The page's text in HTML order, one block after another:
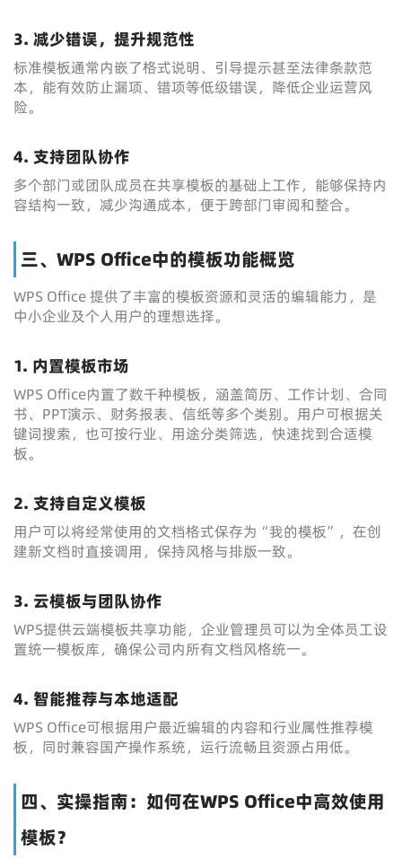
3. 减少错误，提升规范性
标准模板通常内嵌了格式说明、引导提示甚至法律条款范
本，能有效防止漏项、错项等低级错误，降低企业运营风
险。
4. 支持团队协作
多个部门或团队成员在共享模板的基础上工作，能够保持内
容结构一致，减少沟通成本，便于跨部门审阅和整合。
三、WPS Office中的模板功能概览
WPS Office 提供了丰富的模板资源和灵活的编辑能力，是
中小企业及个人用户的理想选择。
1. 内置模板市场
WPS Office内置了数千种模板，涵盖简历、工作计划、合同
书、PPT演示、财务报表、信纸等多个类别。用户可根据关
键词搜索，也可按行业、用途分类筛选，快速找到合适模
板。
2. 支持自定义模板
用户可以将经常使用的文档格式保存为“我的模板”，在创
建新文档时直接调用，保持风格与排版一致。
3. 云模板与团队协作
WPS提供云端模板共享功能，企业管理员可以为全体员工设
置统一模板库，确保公司内所有文档风格统一。
4. 智能推荐与本地适配
WPS Office可根据用户最近编辑的内容和行业属性推荐模
板，同时兼容国产操作系统，运行流畅且资源占用低。
四、实操指南：如何在WPS Office中高效使用
模板？